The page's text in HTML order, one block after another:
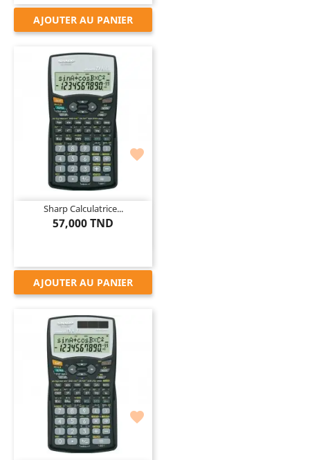
AJOUTER AU PANIER

Sharp Calculatrice...
57,000 TND
AJOUTER AU PANIER
